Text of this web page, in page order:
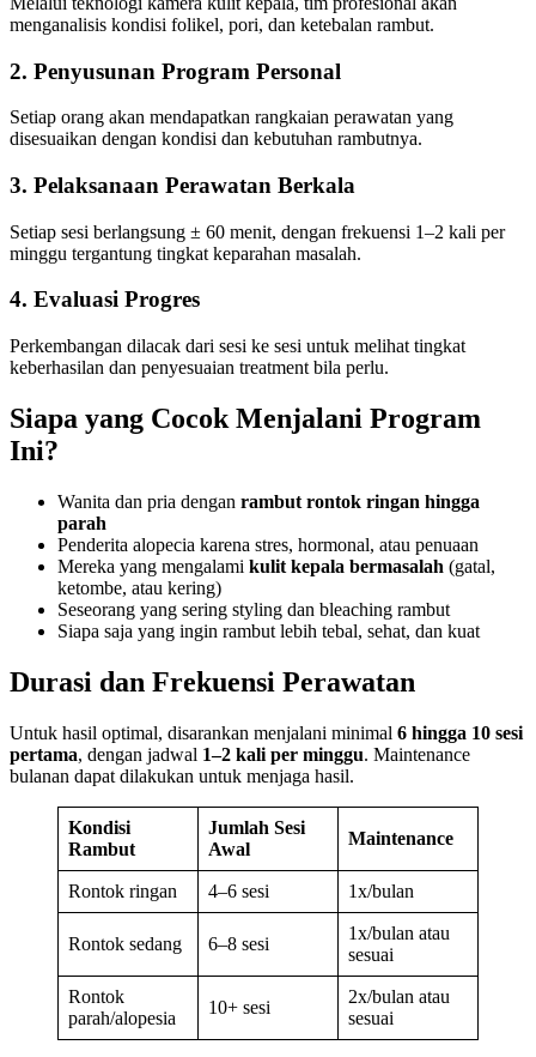
menganalisis kondisi folikel, pori, dan ketebalan rambut.
2. Penyusunan Program Personal
Setiap orang akan mendapatkan rangkaian perawatan yang
disesuaikan dengan kondisi dan kebutuhan rambutnya.
3. Pelaksanaan Perawatan Berkala
Setiap sesi berlangsung ± 60 menit, dengan frekuensi 1–2 kali per
minggu tergantung tingkat keparahan masalah.
4. Evaluasi Progres
Perkembangan dilacak dari sesi ke sesi untuk melihat tingkat
keberhasilan dan penyesuaian treatment bila perlu.
Siapa yang Cocok Menjalani Program
Ini?
Wanita dan pria dengan rambut rontok ringan hingga
parah
Penderita alopecia karena stres, hormonal, atau penuaan
Mereka yang mengalami kulit kepala bermasalah (gatal,
ketombe, atau kering)
Seseorang yang sering styling dan bleaching rambut
Siapa saja yang ingin rambut lebih tebal, sehat, dan kuat
Durasi dan Frekuensi Perawatan
Untuk hasil optimal, disarankan menjalani minimal 6 hingga 10 sesi
pertama, dengan jadwal 1–2 kali per minggu. Maintenance
bulanan dapat dilakukan untuk menjaga hasil.
Kondisi
Rambut
Jumlah Sesi
Awal
Maintenance
Rontok ringan 4–6 sesi 1x/bulan
Rontok sedang 6–8 sesi
1x/bulan atau
sesuai
Rontok
parah/alopesia
10+ sesi
2x/bulan atau
sesuai